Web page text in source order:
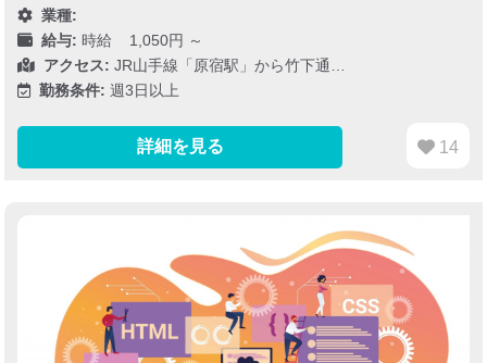
業種:
給与: 時給 1,050円 ～
アクセス: JR山手線「原宿駅」から竹下通…
勤務条件: 週3日以上
詳細を見る 14